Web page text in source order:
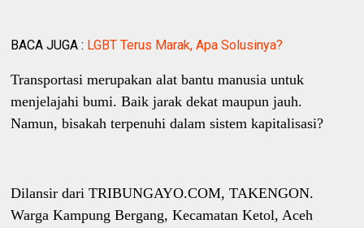
BACA JUGA : LGBT Terus Marak, Apa Solusinya?
Transportasi merupakan alat bantu manusia untuk
menjelajahi bumi. Baik jarak dekat maupun jauh.
Namun, bisakah terpenuhi dalam sistem kapitalisasi?
Dilansir dari TRIBUNGAYO.COM, TAKENGON.
Warga Kampung Bergang, Kecamatan Ketol, Aceh